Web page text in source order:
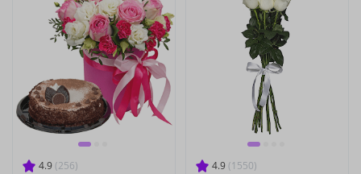
4.9 (256) 4.9 (1550)